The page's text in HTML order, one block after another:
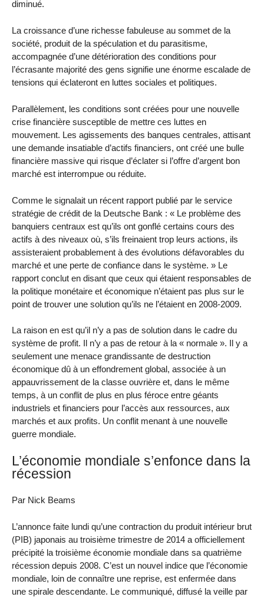
diminué.
La croissance d’une richesse fabuleuse au sommet de la
société, produit de la spéculation et du parasitisme,
accompagnée d’une détérioration des conditions pour
l’écrasante majorité des gens signifie une énorme escalade de
tensions qui éclateront en luttes sociales et politiques.
Parallèlement, les conditions sont créées pour une nouvelle
crise financière susceptible de mettre ces luttes en
mouvement. Les agissements des banques centrales, attisant
une demande insatiable d’actifs financiers, ont créé une bulle
financière massive qui risque d’éclater si l’offre d’argent bon
marché est interrompue ou réduite.
Comme le signalait un récent rapport publié par le service
stratégie de crédit de la Deutsche Bank : « Le problème des
banquiers centraux est qu’ils ont gonflé certains cours des
actifs à des niveaux où, s’ils freinaient trop leurs actions, ils
assisteraient probablement à des évolutions défavorables du
marché et une perte de confiance dans le système. » Le
rapport conclut en disant que ceux qui étaient responsables de
la politique monétaire et économique n’étaient pas plus sur le
point de trouver une solution qu’ils ne l’étaient en 2008-2009.
La raison en est qu’il n’y a pas de solution dans le cadre du
système de profit. Il n’y a pas de retour à la « normale ». Il y a
seulement une menace grandissante de destruction
économique dû à un effondrement global, associée à un
appauvrissement de la classe ouvrière et, dans le même
temps, à un conflit de plus en plus féroce entre géants
industriels et financiers pour l’accès aux ressources, aux
marchés et aux profits. Un conflit menant à une nouvelle
guerre mondiale.
L’économie mondiale s’enfonce dans la
récession
Par Nick Beams
L’annonce faite lundi qu’une contraction du produit intérieur brut
(PIB) japonais au troisième trimestre de 2014 a officiellement
précipité la troisième économie mondiale dans sa quatrième
récession depuis 2008. C’est un nouvel indice que l’économie
mondiale, loin de connaître une reprise, est enfermée dans
une spirale descendante. Le communiqué, diffusé la veille par